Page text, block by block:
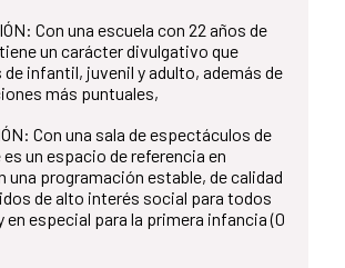
Con una escuela con 22 años de
un carácter divulgativo que
infantil, juvenil y adulto, además de
más puntuales,
Con una sala de espectáculos de
un espacio de referencia en
una programación estable, de calidad
de alto interés social para todos
en especial para la primera infancia (0